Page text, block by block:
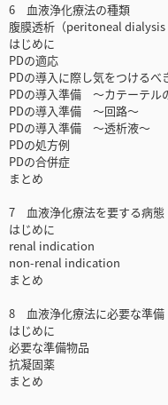
6 血液浄化療法の種類
腹膜透析（peritoneal dialysis
はじめに
PDの適応
PDの導入に際し気をつけるべ
PDの導入準備 ～カテーテル
PDの導入準備 ～回路～
PDの導入準備 ～透析液～
PDの処方例
PDの合併症
まとめ
7 血液浄化療法を要する病態
はじめに
renal indication
non-renal indication
まとめ
8 血液浄化療法に必要な準
はじめに
必要な準備物品
抗凝固薬
まとめ